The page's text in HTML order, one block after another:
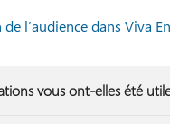
l’audience dans Viva
vous ont-elles été